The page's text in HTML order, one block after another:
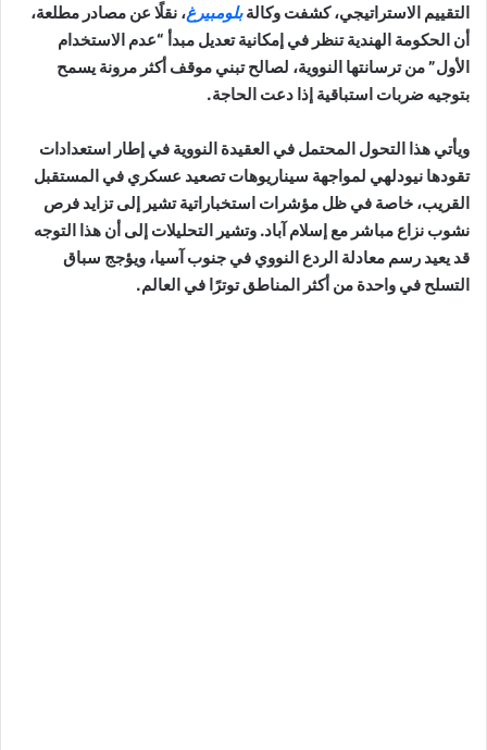
التقييم الاستراتيجي، كشفت وكالةبلومبيرغ، نقلًا عن مصادر مطلعة،
أن الحكومة الهندية تنظر في إمكانية تعديل مبدأ “عدم الاستخدام
الأول” من ترسانتها النووية، لصالح تبني موقف أكثر مرونة يسمح
بتوجيه ضربات استباقية إذا دعت الحاجة.
ويأتي هذا التحول المحتمل في العقيدة النووية في إطار استعدادات
تقودها نيودلهي لمواجهة سيناريوهات تصعيد عسكري في المستقبل
القريب، خاصة في ظل مؤشرات استخباراتية تشير إلى تزايد فرص
نشوب نزاع مباشر مع إسلام آباد. وتشير التحليلات إلى أن هذا التوجه
قد يعيد رسم معادلة الردع النووي في جنوب آسيا، ويؤجج سباق
التسلح في واحدة من أكثر المناطق توترًا في العالم.